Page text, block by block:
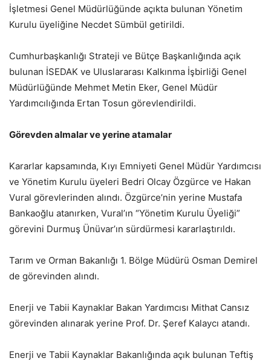
İşletmesi Genel Müdürlüğünde açıkta bulunan Yönetim
Kurulu üyeliğine Necdet Sümbül getirildi.
Cumhurbaşkanlığı Strateji ve Bütçe Başkanlığında açık
bulunan İSEDAK ve Uluslararası Kalkınma İşbirliği Genel
Müdürlüğünde Mehmet Metin Eker, Genel Müdür
Yardımcılığında Ertan Tosun görevlendirildi.
Görevden almalar ve yerine atamalar
Kararlar kapsamında, Kıyı Emniyeti Genel Müdür Yardımcısı
ve Yönetim Kurulu üyeleri Bedri Olcay Özgürce ve Hakan
Vural görevlerinden alındı. Özgürce’nin yerine Mustafa
Bankaoğlu atanırken, Vural’ın “Yönetim Kurulu Üyeliği”
görevini Durmuş Ünüvar’ın sürdürmesi kararlaştırıldı.
Tarım ve Orman Bakanlığı 1. Bölge Müdürü Osman Demirel
de görevinden alındı.
Enerji ve Tabii Kaynaklar Bakan Yardımcısı Mithat Cansız
görevinden alınarak yerine Prof. Dr. Şeref Kalaycı atandı.
Enerji ve Tabii Kaynaklar Bakanlığında açık bulunan Teftiş